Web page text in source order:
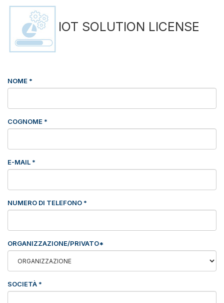
IOT SOLUTION LICENSE
NOME *
COGNOME *
E-MAIL *
NUMERO DI TELEFONO *
ORGANIZZAZIONE/PRIVATO*
SOCIETÀ *